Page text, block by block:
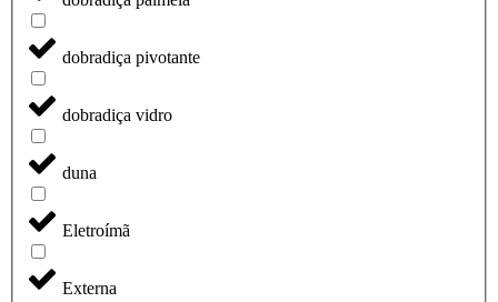
dobradiça pivotante
dobradiça vidro
duna
Eletroímã
Externa